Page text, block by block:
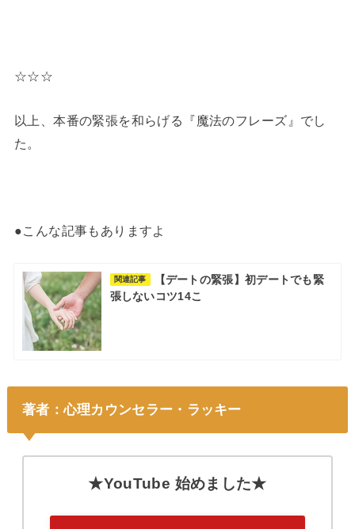
☆☆☆
以上、本番の緊張を和らげる『魔法のフレーズ』でし
た。
●こんな記事もありますよ
関連記事
【デートの緊張】初デートでも緊
張しないコツ14こ
著者：心理カウンセラー・ラッキー
★YouTube 始めました★